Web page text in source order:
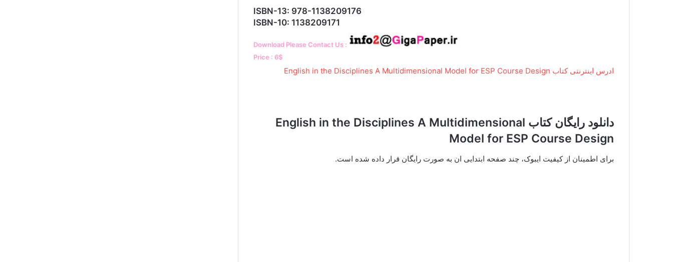
ISBN-13: 978-1138209176
ISBN-10: 1138209171
Download Please Contact Us :
Price : 6$
ادرس اینترنتی کتاب English in the Disciplines A Multidimensional Model for ESP Course Design
دانلود رایگان کتاب English in the Disciplines A Multidimensional
Model for ESP Course Design
برای اطمینان از کیفیت ایبوک، چند صفحه ابتدایی ان به صورت رایگان قرار داده شده است.